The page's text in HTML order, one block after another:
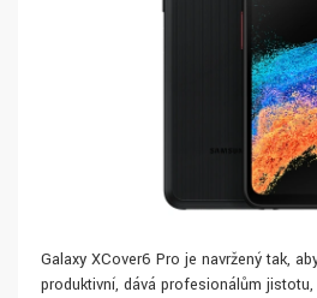
Galaxy XCover6 Pro je navržený tak,
produktivní, dává profesionálům